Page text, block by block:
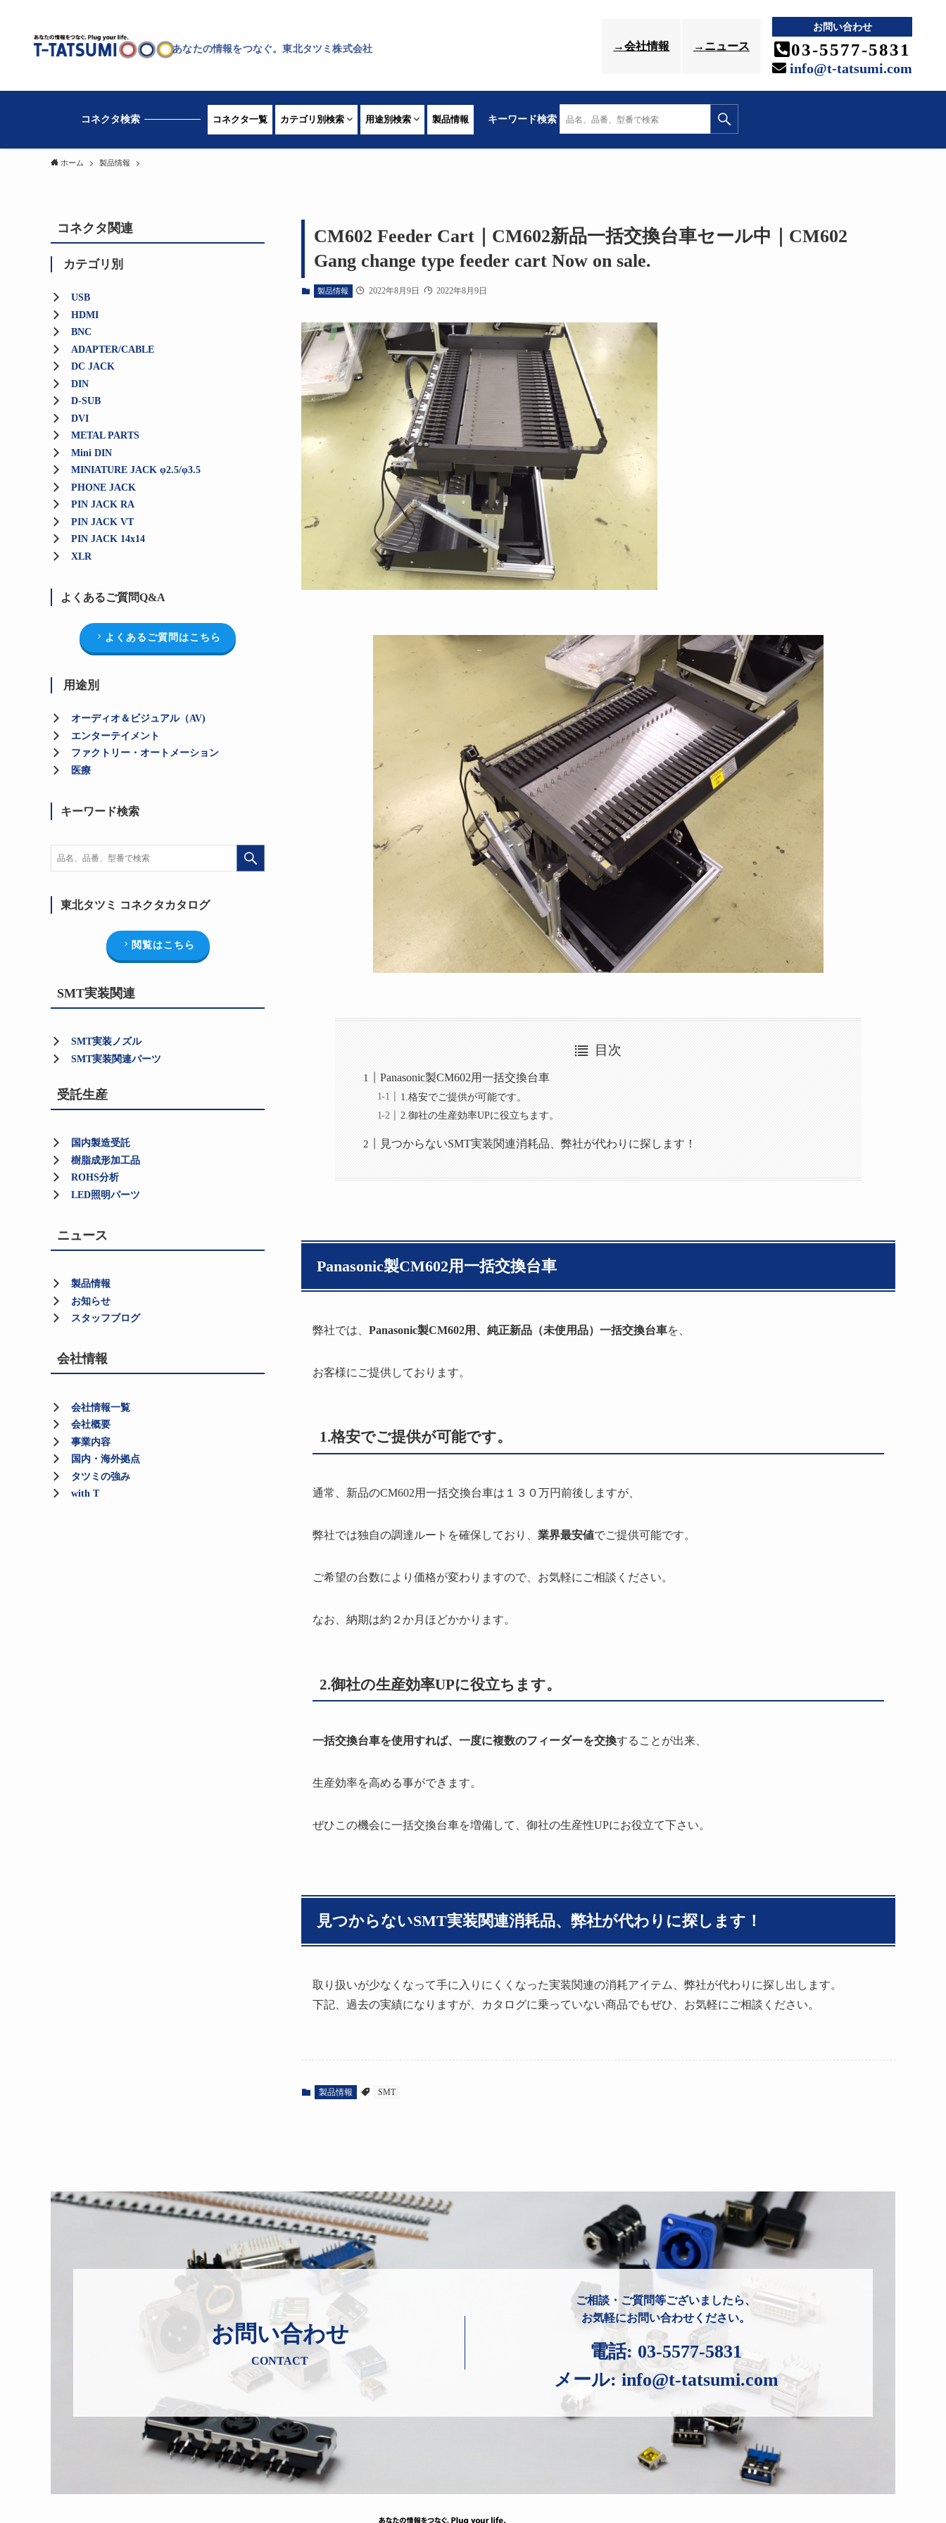
あなたの情報をつなぐ。東北タツミ株式会社 →会社情報 →ニュース
お問い合わせ
03-5577-5831
info@t-tatsumi.com
コネクタ一覧 カテゴリ別検索 用途別検索 製品情報 キーワード検索
ホーム 製品情報
CM602 Feeder Cart｜CM602新品一括交換台車セール中｜CM602
Gang change type feeder cart Now on sale.
製品情報 2022年8月9日 2022年8月9日
目次
Panasonic製CM602用一括交換台車
1.格安でご提供が可能です。
2.御社の生産効率UPに役立ちます。
見つからないSMT実装関連消耗品、弊社が代わりに探します！
Panasonic製CM602用一括交換台車
弊社では、 Panasonic製CM602用、純正新品（未使用品）一括交換台車を、
お客様にご提供しております。
1.格安でご提供が可能です。
通常、新品のCM602用一括交換台車は１３０万円前後しますが、
弊社では独自の調達ルートを確保しており、 業界最安値でご提供可能です。
ご希望の台数により価格が変わりますので、お気軽にご相談ください。
なお、納期は約２か月ほどかかります。
2.御社の生産効率UPに役立ちます。
一括交換台車を使用すれば、一度に複数のフィーダーを交換することが出来、
生産効率を高める事ができます。
ぜひこの機会に一括交換台車を増備して、御社の生産性UPにお役立て下さい。
見つからないSMT実装関連消耗品、弊社が代わりに探します！
取り扱いが少なくなって手に入りにくくなった実装関連の消耗アイテム、弊社が代わりに探し出します。
下記、過去の実績になりますが、カタログに乗っていない商品でもぜひ、お気軽にご相談ください。
製品情報 SMT
コネクタ関連
カテゴリ別
USB
HDMI
BNC
ADAPTER/CABLE
DC JACK
DIN
D-SUB
DVI
METAL PARTS
Mini DIN
MINIATURE JACK φ2.5/φ3.5
PHONE JACK
PIN JACK RA
PIN JACK VT
PIN JACK 14x14
XLR
よくあるご質問Q&A
よくあるご質問はこちら
用途別
オーディオ＆ビジュアル（AV)
エンターテイメント
ファクトリー・オートメーション
医療
キーワード検索
東北タツミ コネクタカタログ
閲覧はこちら
SMT実装関連
SMT実装ノズル
SMT実装関連パーツ
受託生産
国内製造受託
樹脂成形加工品
ROHS分析
LED照明パーツ
ニュース
製品情報
お知らせ
スタッフブログ
会社情報
会社情報一覧
会社概要
事業内容
国内・海外拠点
タツミの強み
with T
お問い合わせ
CONTACT
ご相談・ご質問等ございましたら、
お気軽にお問い合わせください。
電話: 03-5577-5831
メール:info@t-tatsumi.com